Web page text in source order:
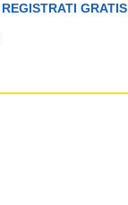
REGISTRATI GRATIS